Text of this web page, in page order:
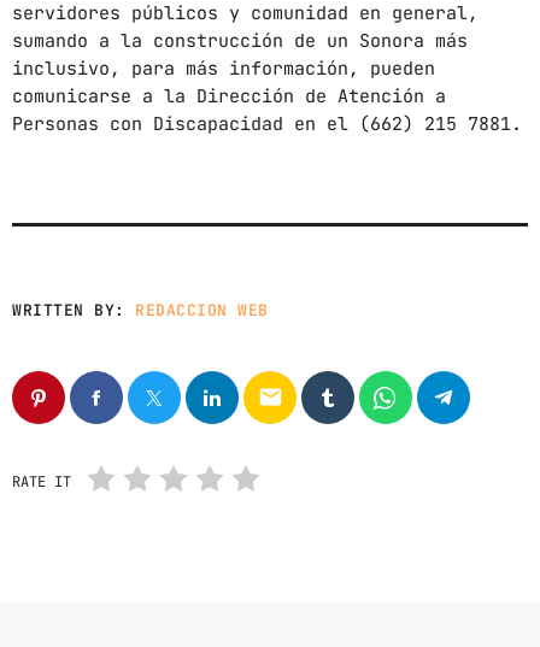
servidores públicos y comunidad en general,
sumando a la construcción de un Sonora más
inclusivo, para más información, pueden
comunicarse a la Dirección de Atención a
Personas con Discapacidad en el (662) 215 7881.
WRITTEN BY: REDACCION WEB
email
RATE IT